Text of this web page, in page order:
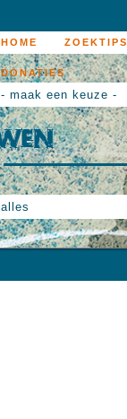
HOME ZOEKTIPS
DONATIES
- maak een keuze -
alles